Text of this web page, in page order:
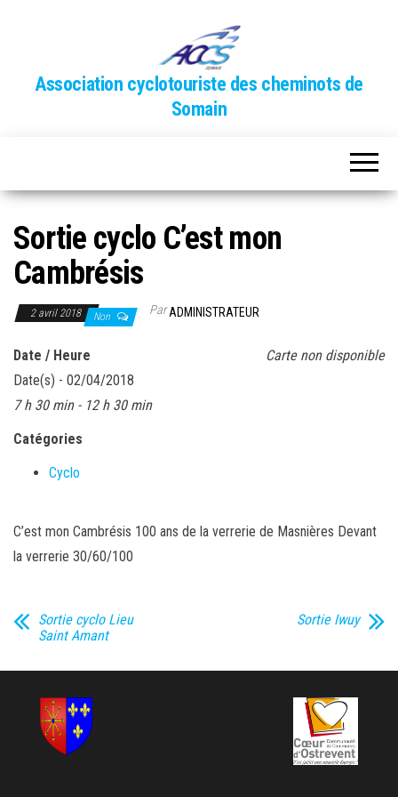
Association cyclotouriste des cheminots de
Somain
Sortie cyclo C’est mon
Cambrésis
2 avril 2018 Non ParADMINISTRATEUR
Carte non disponible
Date / Heure
Date(s) - 02/04/2018
7 h 30 min - 12 h 30 min
Catégories
Cyclo
C’est mon Cambrésis 100 ans de la verrerie de Masnières Devant
la verrerie 30/60/100
Sortie cyclo Lieu
Saint Amant
Sortie Iwuy